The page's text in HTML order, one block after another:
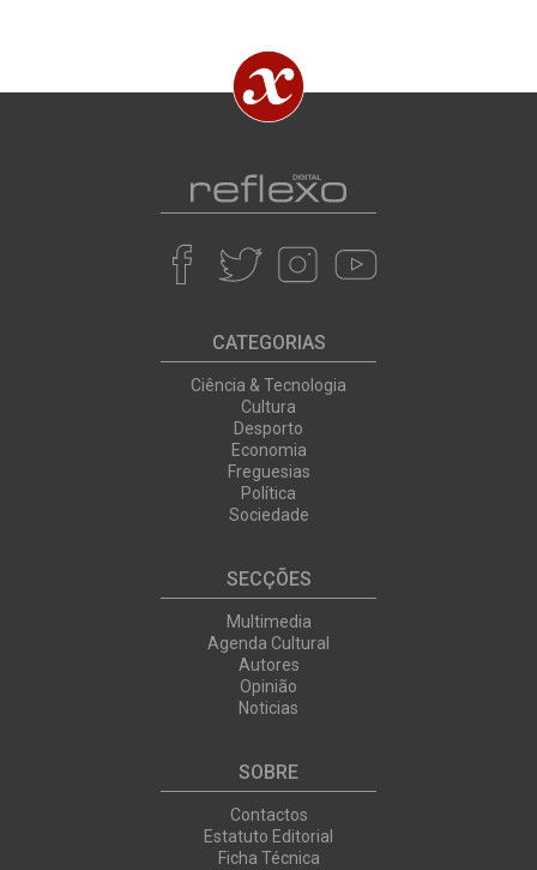
CATEGORIAS
Ciência & Tecnologia
Cultura
Desporto
Economia
Freguesias
Política
Sociedade
SECÇÕES
Multimedia
Agenda Cultural
Autores
Opinião
Noticias
SOBRE
Contactos
Estatuto Editorial
Ficha Técnica